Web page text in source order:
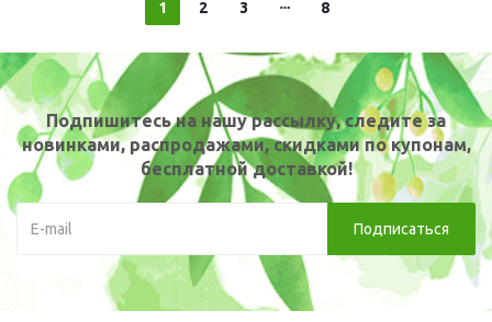
1 2 3 8
Подпишитесь на нашу рассылку, следите за
новинками, распродажами, скидками по купонам,
бесплатной доставкой!